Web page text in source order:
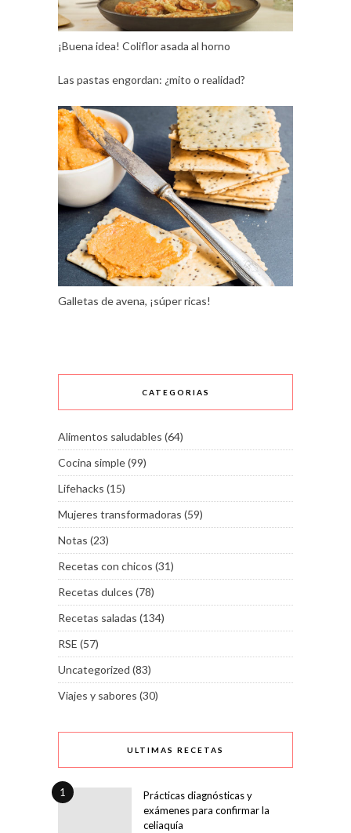
¡Buena idea! Coliflor asada al horno
Las pastas engordan: ¿mito o realidad?
Galletas de avena, ¡súper ricas!
CATEGORIAS
Alimentos saludables (64)
Cocina simple(99)
Lifehacks (15)
Mujeres transformadoras (59)
Notas (23)
Recetas con chicos (31)
Recetas dulces (78)
Recetas saladas (134)
RSE (57)
Uncategorized (83)
Viajes y sabores (30)
ULTIMAS RECETAS
1
Prácticas diagnósticas y
exámenes para confirmar la
celiaquía